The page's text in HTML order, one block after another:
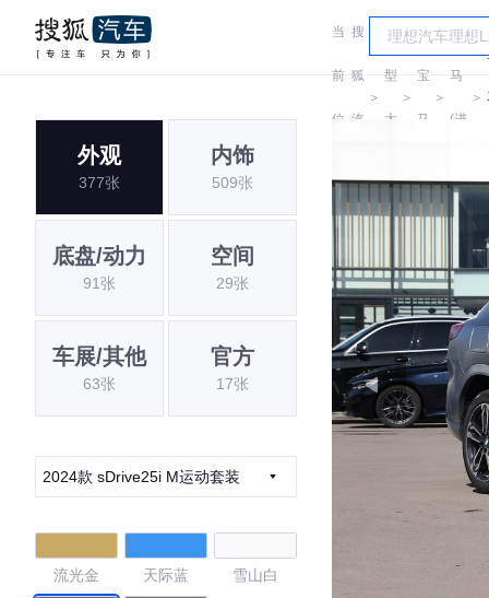
当
前
位
搜
狐
汽
＞
车
型
大
＞
宝
马
＞
宝
马
(进
＞
外观
377张
内饰
509张
底盘/动力
91张
空间
29张
车展/其他
63张
官方
17张
2024款 sDrive25i M运动套装
流光金 天际蓝 雪山白